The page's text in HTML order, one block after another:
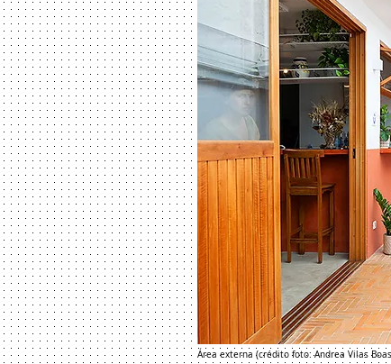
Área externa (crédito foto: Andrea Vilas